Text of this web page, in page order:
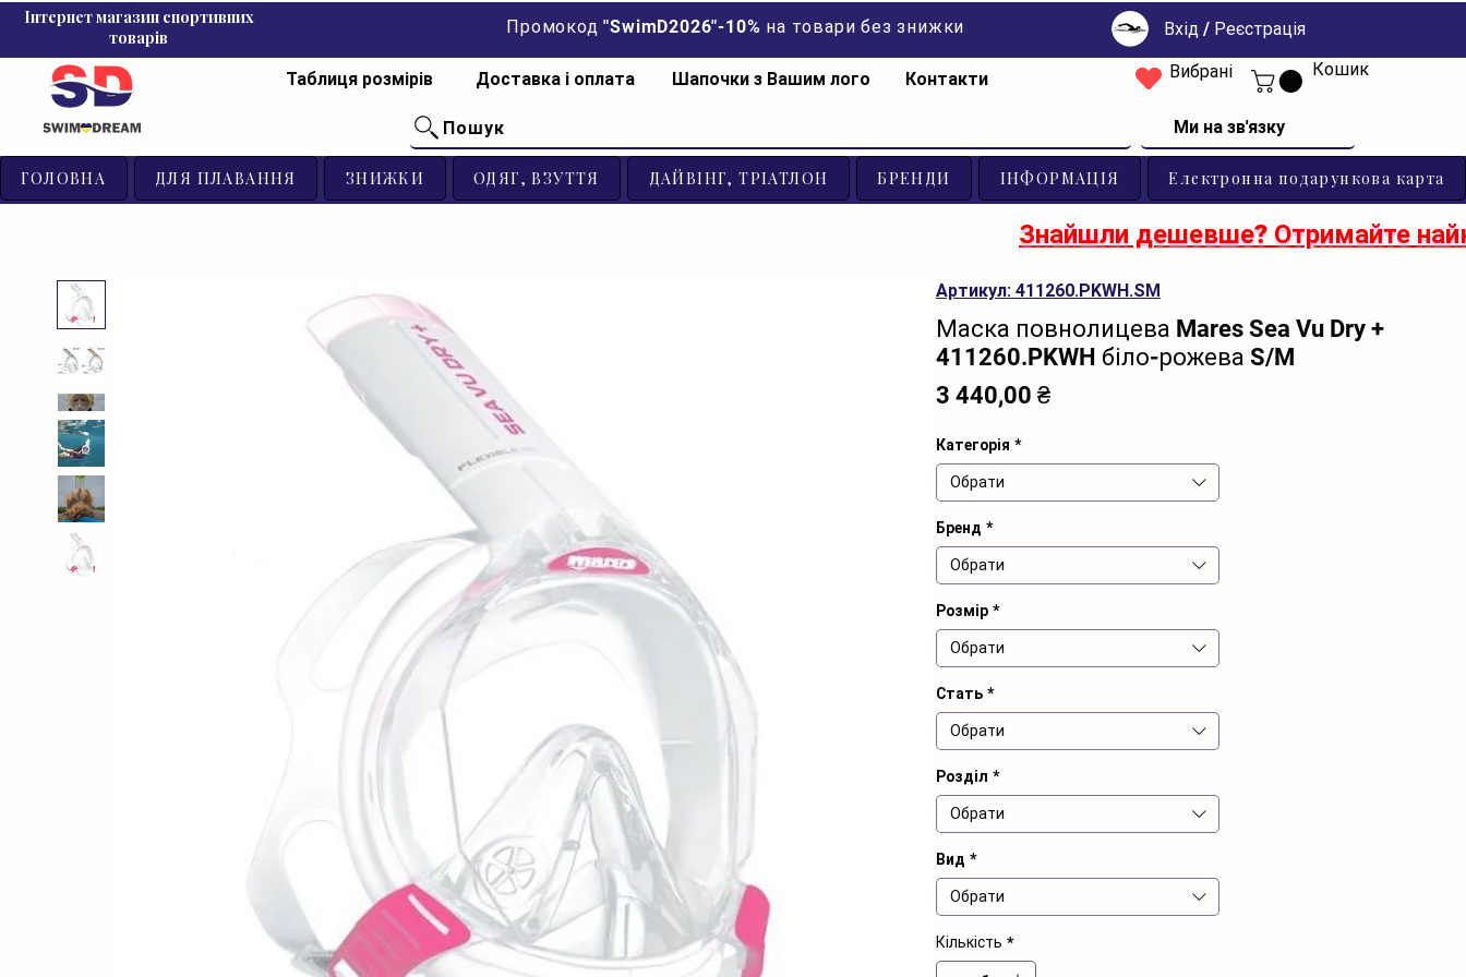
Інтернет магазин спортивних
товарів
Промокод "SwimD2026"-10% на товари без знижки Вхід / Реєстрація
Таблиця розмірів Доставка і оплата Шапочки з Вашим лого Контакти Вибрані Кошик
Пошук Ми на зв'язку
ГОЛОВНА ДЛЯ ПЛАВАННЯ ЗНИЖКИ ОДЯГ, ВЗУТТЯ ДАЙВІНГ, ТРІАТЛОН БРЕНДИ ІНФОРМАЦІЯ Електронна подарункова карта
Артикул: 411260.PKWH.SM
Маска повнолицева Mares Sea Vu Dry +
411260.PKWH біло-рожева S/M
3 440,00 ₴Ціна
Категорія *
Обрати
Бренд *
Обрати
Розмір *
Обрати
Стать *
Обрати
Розділ *
Обрати
Вид *
Обрати
Кількість *
Знайшли дешевше? Отримайте